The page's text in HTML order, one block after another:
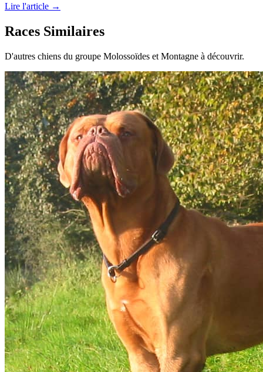
Lire l'article →
Races Similaires
D'autres chiens du groupe Molossoïdes et Montagne à découvrir.